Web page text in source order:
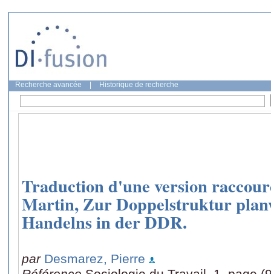
Recherche avancée Historique de recherche
Traduction d'une version
Martin, Zur Doppelstruktur
Handelns in der DDR.
par Desmarez, Pierre